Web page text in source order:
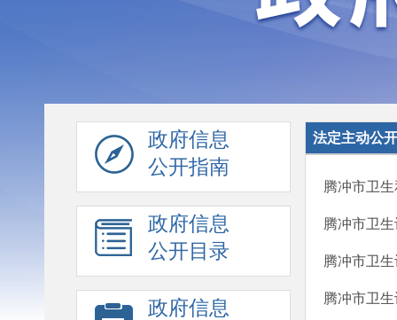
政府信息
公开指南
政府信息
公开目录
政府信息
法定主动公
腾冲市卫
腾冲市卫
腾冲市卫
腾冲市卫